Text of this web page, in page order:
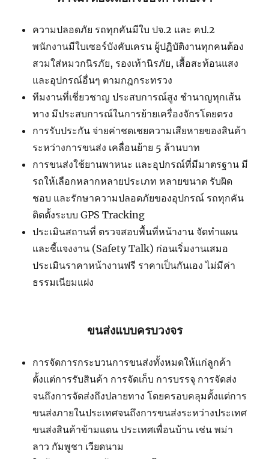
ความปลอดภัย รถทุกคันมีใบ ปจ.2 และ คป.2
พนักงานมีใบเซอร์บังคับเครน ผู้ปฏิบัติงานทุกคนต้อง
สวมใส่หมวกนิรภัย, รองเท้านิรภัย, เสื้อสะท้อนแสง
และอุปกรณ์อื่นๆ ตามกฎกระทรวง
ทีมงานที่เชี่ยวชาญ ประสบการณ์สูง ชำนาญทุกเส้น
ทาง มีประสบการณ์ในการย้ายเครื่องจักรโดยตรง
การรับประกัน จ่ายค่าชดเชยความเสียหายของสินค้า
ระหว่างการขนส่ง เคลื่อนย้าย 5 ล้านบาท
การขนส่งใช้ยานพาหนะ และอุปกรณ์ที่มีมาตรฐาน มี
รถให้เลือกหลากหลายประเภท หลายขนาด รับผิด
ชอบ และรักษาความปลอดภัยของอุปกรณ์ รถทุกคัน
ติดตั้งระบบ GPS Tracking
ประเมินสถานที่ ตรวจสอบพื้นที่หน้างาน จัดทำแผน
และชี้แจงงาน (Safety Talk) ก่อนเริ่มงานเสมอ
ประเมินราคาหน้างานฟรี ราคาเป็นกันเอง ไม่มีค่า
ธรรมเนียมแฝง
ขนส่งแบบครบวงจร
การจัดการกระบวนการขนส่งทั้งหมดให้แก่ลูกค้า
ตั้งแต่การรับสินค้า การจัดเก็บ การบรรจุ การจัดส่ง
จนถึงการจัดส่งถึงปลายทาง โดยครอบคลุมตั้งแต่การ
ขนส่งภายในประเทศจนถึงการขนส่งระหว่างประเทศ
ขนส่งสินค้าข้ามแดน ประเทศเพื่อนบ้าน เช่น พม่า
ลาว กัมพูชา เวียดนาม